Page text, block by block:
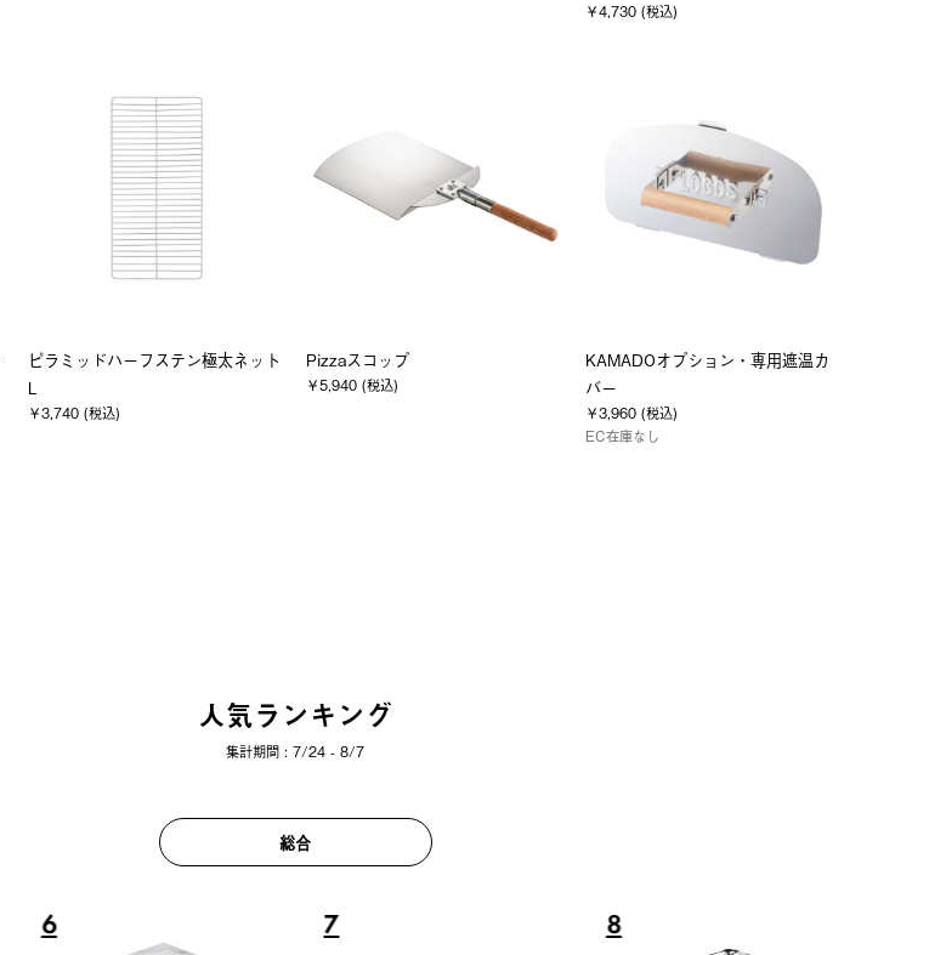
￥4,730 (税込)
ピラミッドハーフステン極太ネット
L
￥3,740 (税込)
Pizzaスコップ
￥5,940 (税込)
KAMADOオプション・専用遮温カ
バー
￥3,960 (税込)
EC在庫なし
人気ランキング
集計期間 : 7/24 - 8/7
総合
6 7 8